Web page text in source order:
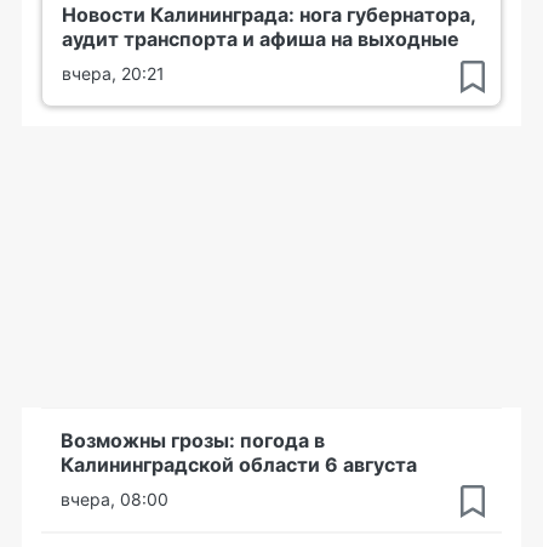
Новости Калининграда: нога губернатора,
аудит транспорта и афиша на выходные
вчера, 20:21
Возможны грозы: погода в
Калининградской области 6 августа
вчера, 08:00